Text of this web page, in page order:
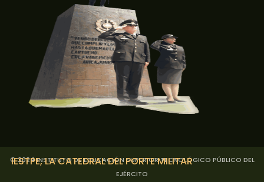
IESTPE, LA CATEDRAL DEL PORTE MILITAR
© 2024 INSTITUTO DE EDUCACIÓN SUPERIOR TECNOLÓGICO PÚBLICO DEL
EJÉRCITO